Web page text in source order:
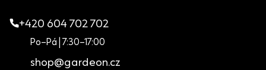
+420 604 702 702
Po–Pá | 7:30–17:00
shop@gardeon.cz